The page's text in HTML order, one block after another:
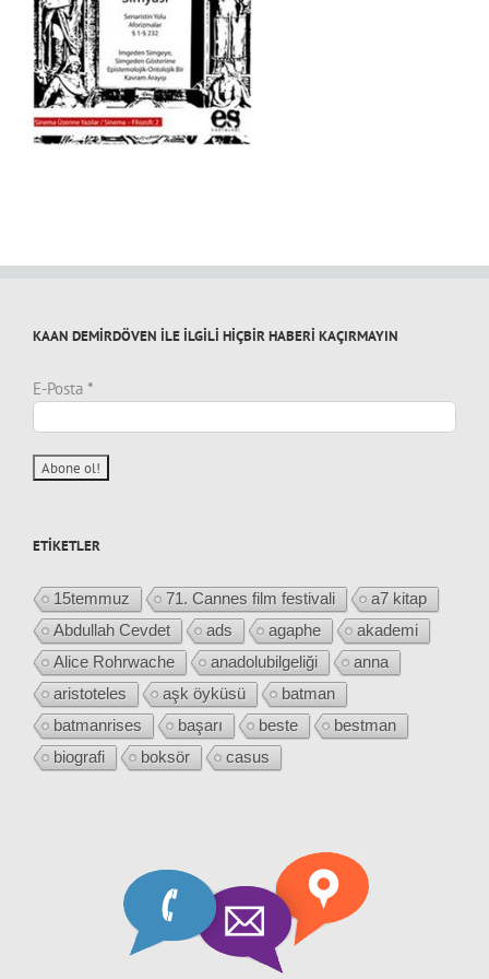
KAAN DEMİRDÖVEN İLE İLGİLİ HİÇBİR HABERİ KAÇIRMAYIN
E-Posta *
ETIKETLER
15temmuz 71. Cannes film festivali
a7 kitap
Abdullah Cevdet
ads agaphe
akademi
Alice Rohrwache
anadolubilgeliği
anna
aristoteles
aşk öyküsü
batman
batmanrises
başarı beste
bestman
biografi
boksör casus